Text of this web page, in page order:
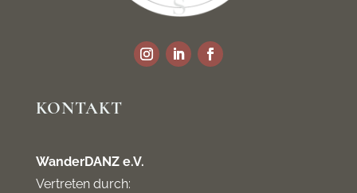
KONTAKT
WanderDANZ e.V.
Vertreten durch: